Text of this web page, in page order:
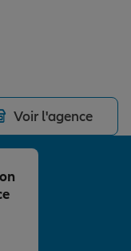
Voir l'agence